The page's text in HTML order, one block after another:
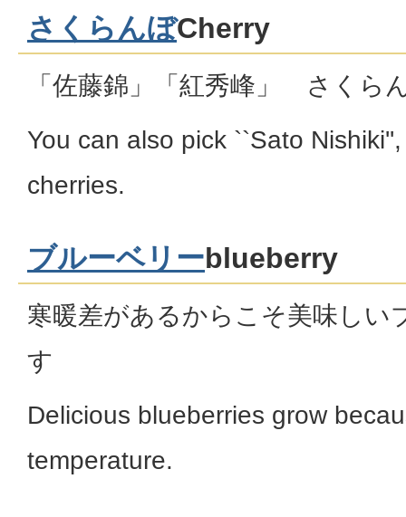
さくらんぼCherry
「佐藤錦」「紅秀峰」 さくら
You can also pick ``Sato
cherries.
ブルーベリーblueberry
寒暖差があるからこそ美味しい
す
Delicious blueberries grow
temperature.